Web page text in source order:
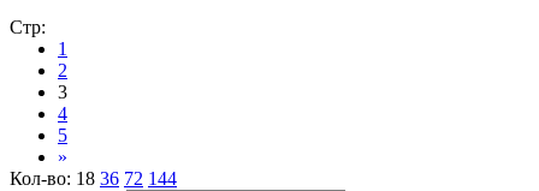
Стр:
1
2
3
4
5
»
Кол-во: 18 36 72 144